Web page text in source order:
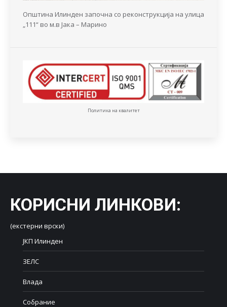
Општина Илинден започна со реконструкција на улица
„111“ во м.в Јака – Марино
Политика на квалитет
КОРИСНИ ЛИНКОВИ:
(екстерни врски)
ЈКП Илинден
ЗЕЛС
Влада
Собрание